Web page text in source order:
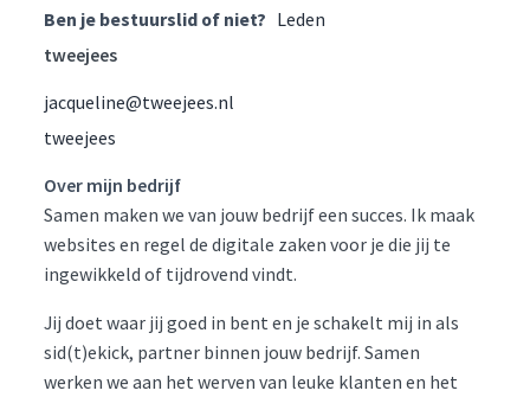
Ben je bestuurslid of niet? Leden
tweejees
jacqueline@tweejees.nl
tweejees
Over mijn bedrijf
Samen maken we van jouw bedrijf een succes. Ik maak
websites en regel de digitale zaken voor je die jij te
ingewikkeld of tijdrovend vindt.
Jij doet waar jij goed in bent en je schakelt mij in als
sid(t)ekick, partner binnen jouw bedrijf. Samen
werken we aan het werven van leuke klanten en het